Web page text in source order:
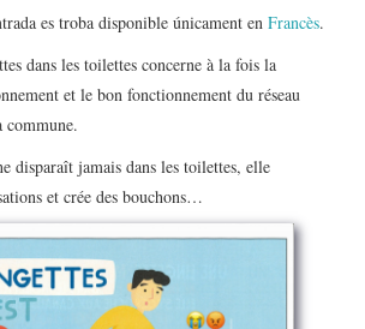
es troba disponible únicament enFrancès.
dans les toilettes concerne à la fois la
et le bon fonctionnement du réseau
commune.
disparaît jamais dans les toilettes, elle
et crée des bouchons…